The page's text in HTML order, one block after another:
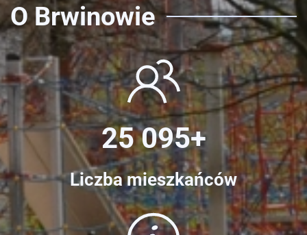
O Brwinowie
25 095+
Liczba mieszkańców